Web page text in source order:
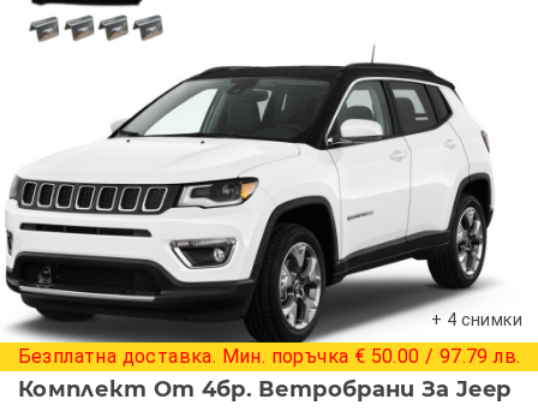
+ 4 снимки
Безплатна доставка. Мин. поръчка € 50.00 / 97.79 лв.
Комплект От 4бр. Ветробрани За Jeep